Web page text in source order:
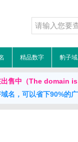
精品数字 豹子
售中（The domain
名，可以省下90%的